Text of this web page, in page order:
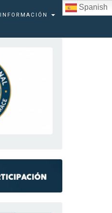
INFORMACIÓN
Spanish